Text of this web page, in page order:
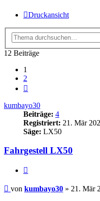
Druckansicht
12 Beiträge
1
2
kumbayo30
Beiträge: 4
Registriert: 21. Mär
Säge: LX50
Fahrgestell LX50
Beitrag
von kumbayo30 » 21. Mär